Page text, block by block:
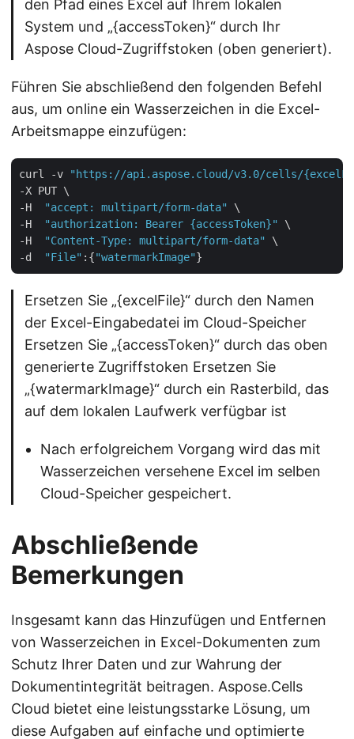
den Pfad eines Excel auf Ihrem lokalen
System und „{accessToken}“ durch Ihr
Aspose Cloud-Zugriffstoken (oben generiert).
Führen Sie abschließend den folgenden Befehl
aus, um online ein Wasserzeichen in die Excel-
Arbeitsmappe einzufügen:
curl -v
"https://api.aspose.cloud/v3.0/cells/
-X PUT \
-H
"accept: multipart/form-data"
\
-H
"authorization: Bearer {accessToken}"
\
-H
"Content-Type: multipart/form-data"
\
-d
"File" :{"watermarkImage"
Ersetzen Sie „{excelFile}“ durch den Namen
der Excel-Eingabedatei im Cloud-Speicher
Ersetzen Sie „{accessToken}“ durch das oben
generierte Zugriffstoken Ersetzen Sie
„{watermarkImage}“ durch ein Rasterbild, das
auf dem lokalen Laufwerk verfügbar ist
Nach erfolgreichem Vorgang wird das mit
Wasserzeichen versehene Excel im selben
Cloud-Speicher gespeichert.
Abschließende
Bemerkungen
Insgesamt kann das Hinzufügen und Entfernen
von Wasserzeichen in Excel-Dokumenten zum
Schutz Ihrer Daten und zur Wahrung der
Dokumentintegrität beitragen. Aspose.Cells
Cloud bietet eine leistungsstarke Lösung, um
diese Aufgaben auf einfache und optimierte